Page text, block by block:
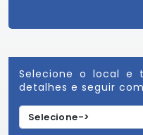
Selecione o local e
detalhes e seguir